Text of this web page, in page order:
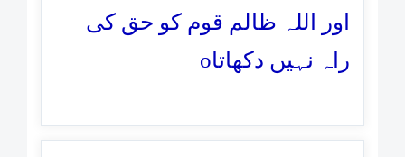
اور اللہ ظالم قوم کو حق کی
راہ نہیں دکھاتاo